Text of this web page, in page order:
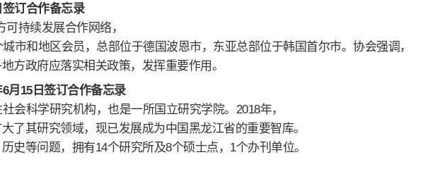
订合作备忘录
持续发展合作网络，
市和地区会员，总部位于德国波恩市，东亚总部位于韩国首尔市。协会强调，
方政府应落实相关政策，发挥重要作用。
月15日签订合作备忘录
会科学研究机构，也是一所国立研究学院。2018年，
了其研究领域，现已发展成为中国黑龙江省的重要智库。
史等问题，拥有14个研究所及8个硕士点，1个办刊单位。